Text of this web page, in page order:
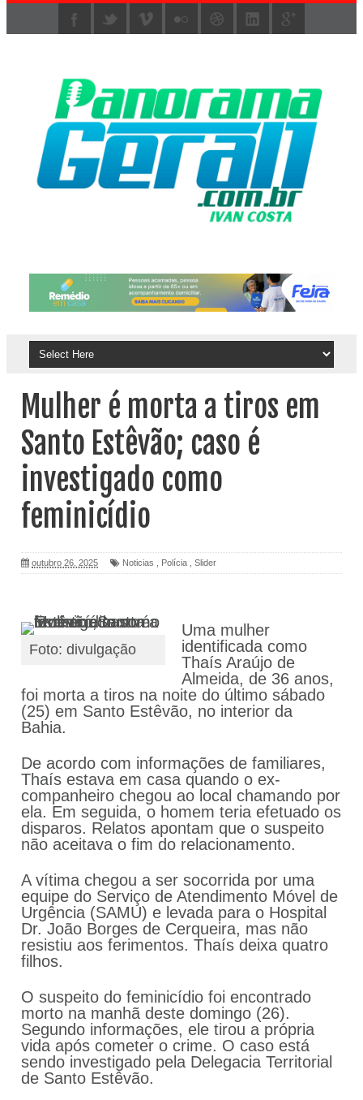
Mulher é morta a tiros em
Santo Estêvão; caso é
investigado como
feminicídio
outubro 26, 2025 Noticias Polícia Slider
Foto: divulgação
Uma mulher
identificada como
Thaís Araújo de
Almeida, de 36 anos,
foi morta a tiros na noite do último sábado
(25) em Santo Estêvão, no interior da
Bahia.
De acordo com informações de familiares,
Thaís estava em casa quando o ex-
companheiro chegou ao local chamando por
ela. Em seguida, o homem teria efetuado os
disparos. Relatos apontam que o suspeito
não aceitava o fim do relacionamento.
A vítima chegou a ser socorrida por uma
equipe do Serviço de Atendimento Móvel de
Urgência (SAMU) e levada para o Hospital
Dr. João Borges de Cerqueira, mas não
resistiu aos ferimentos. Thaís deixa quatro
filhos.
O suspeito do feminicídio foi encontrado
morto na manhã deste domingo (26).
Segundo informações, ele tirou a própria
vida após cometer o crime. O caso está
sendo investigado pela Delegacia Territorial
de Santo Estêvão.